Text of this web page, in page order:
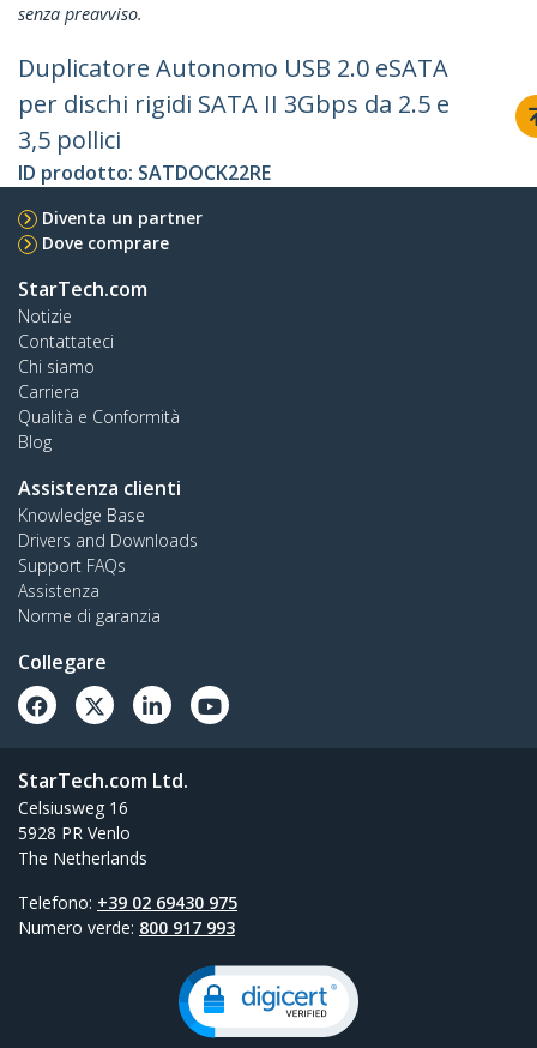
senza preavviso.
Duplicatore Autonomo USB 2.0 eSATA
per dischi rigidi SATA II 3Gbps da 2.5 e
3,5 pollici
ID prodotto: SATDOCK22RE
Diventa un partner
Dove comprare
StarTech.com
Notizie
Contattateci
Chi siamo
Carriera
Qualità e Conformità
Blog
Assistenza clienti
Knowledge Base
Drivers and Downloads
Support FAQs
Assistenza
Norme di garanzia
Collegare
StarTech.com Ltd.
Celsiusweg 16
5928 PR Venlo
The Netherlands
Telefono: +39 02 69430 975
Numero verde: 800 917 993